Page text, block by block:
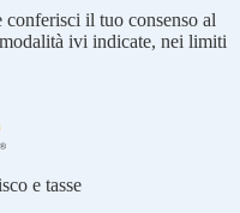
il tuo consenso al
ivi indicate, nei limiti
e tasse